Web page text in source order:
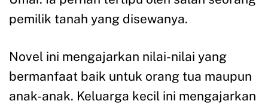
pemilik tanah yang disewanya.
Novel ini mengajarkan nilai-nilai yang
bermanfaat baik untuk orang tua maupun
anak-anak. Keluarga kecil ini mengajarkan